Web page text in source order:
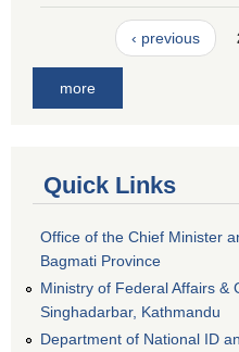
‹ previous
more
Quick Links
Office of the Chief Minister
Bagmati Province
Ministry of Federal Affairs &
Singhadarbar, Kathmandu
Department of National ID